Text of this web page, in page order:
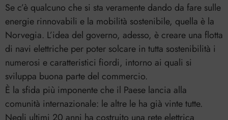
Se c’è qualcuno che si sta veramente dando da fare sulle
energie rinnovabili e la mobilità sostenibile, quella è la
Norvegia. L’idea del governo, adesso, è creare una flotta
di navi elettriche per poter solcare in tutta sostenibilità i
numerosi e caratteristici fiordi, intorno ai quali si
sviluppa buona parte del commercio.
È la sfida più imponente che il Paese lancia alla
comunità internazionale: le altre le ha già vinte tutte.
Negli ultimi 20 anni ha costruito una rete elettrica